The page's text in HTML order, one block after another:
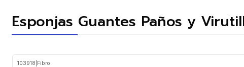
Esponjas Guantes Paños y
103918 Fibro